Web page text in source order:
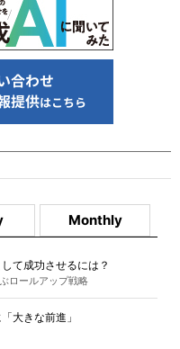
Monthly
て成功させるには？
ロールアップ戦略
大きな前進」